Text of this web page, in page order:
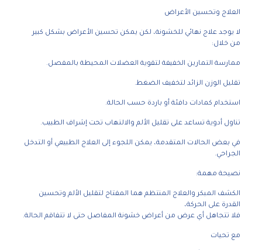
العلاج وتحسين الأعراض
لا يوجد علاج نهائي للخشونة، لكن يمكن تحسين الأعراض بشكل كبير
من خلال:
ممارسة التمارين الخفيفة لتقوية العضلات المحيطة بالمفصل.
تقليل الوزن الزائد لتخفيف الضغط.
استخدام كمادات دافئة أو باردة حسب الحالة.
تناول أدوية تساعد على تقليل الألم والالتهاب تحت إشراف الطبيب.
في بعض الحالات المتقدمة، يمكن اللجوء إلى العلاج الطبيعي أو التدخل
الجراحي.
نصيحة مهمة:
الكشف المبكر والعلاج المنتظم هما المفتاح لتقليل الألم وتحسين
القدرة على الحركة،
فلا تتجاهل أي عرض من أعراض خشونة المفاصل حتى لا تتفاقم الحالة.
مع تحيات